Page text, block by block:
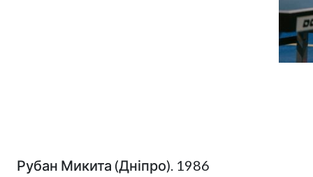
Рубан Микита (Дніпро). 1986